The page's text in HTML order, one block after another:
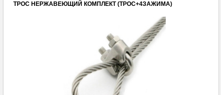
ТРОС НЕРЖАВЕЮЩИЙ КОМПЛЕКТ (ТРОС+4ЗАЖИМА)